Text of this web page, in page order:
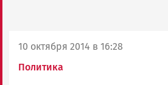
10 октября 2014 в 16:28
Политика